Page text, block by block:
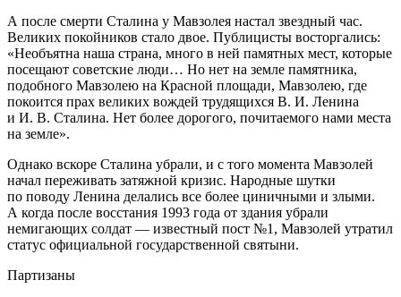
А после смерти Сталина у Мавзолея настал звездный час.
Великих покойников стало двое. Публицисты восторгались:
«Необъятна наша страна, много в ней памятных мест, которые
посещают советские люди… Но нет на земле памятника,
подобного Мавзолею на Красной площади, Мавзолею, где
покоится прах великих вождей трудящихся В. И. Ленина
и И. В. Сталина. Нет более дорогого, почитаемого нами места
на земле».
Однако вскоре Сталина убрали, и с того момента Мавзолей
начал переживать затяжной кризис. Народные шутки
по поводу Ленина делались все более циничными и злыми.
А когда после восстания 1993 года от здания убрали
немигающих солдат — известный пост №1, Мавзолей утратил
статус официальной государственной святыни.
Партизаны